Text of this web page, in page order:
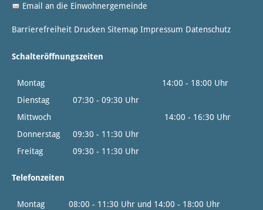
Email an die Einwohnergemeinde
Barrierefreiheit Drucken Sitemap Impressum Datenschutz
Schalteröffnungszeiten
Montag
14:00 - 18:00 Uhr
Dienstag
07:30 - 09:30 Uhr
Mittwoch
14:00 - 16:30 Uhr
Donnerstag
09:30 - 11:30 Uhr
Freitag
09:30 - 11:30 Uhr
Telefonzeiten
Montag 08:00 - 11:30 Uhr und 14:00 - 18:00 Uhr